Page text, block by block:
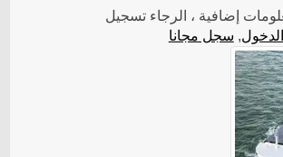
إضافية ، الرجاء تسجيل
, سجل مجانا